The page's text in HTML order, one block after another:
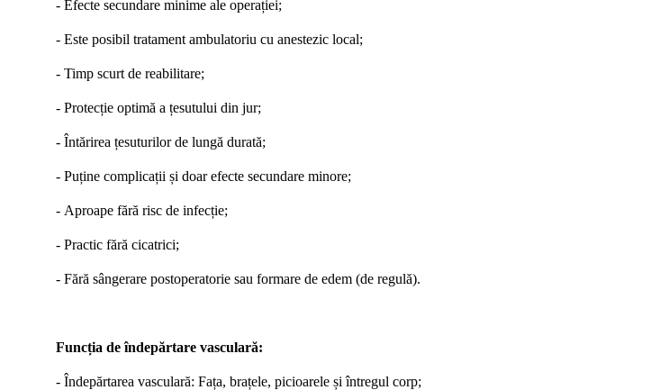
- Efecte secundare minime ale operației;
- Este posibil tratament ambulatoriu cu anestezic local;
- Timp scurt de reabilitare;
- Protecție optimă a țesutului din jur;
- Întărirea țesuturilor de lungă durată;
- Puține complicații și doar efecte secundare minore;
- Aproape fără risc de infecție;
- Practic fără cicatrici;
- Fără sângerare postoperatorie sau formare de edem (de regulă).
Funcția de îndepărtare vasculară:
- Îndepărtarea vasculară: Fața, brațele, picioarele și întregul corp;